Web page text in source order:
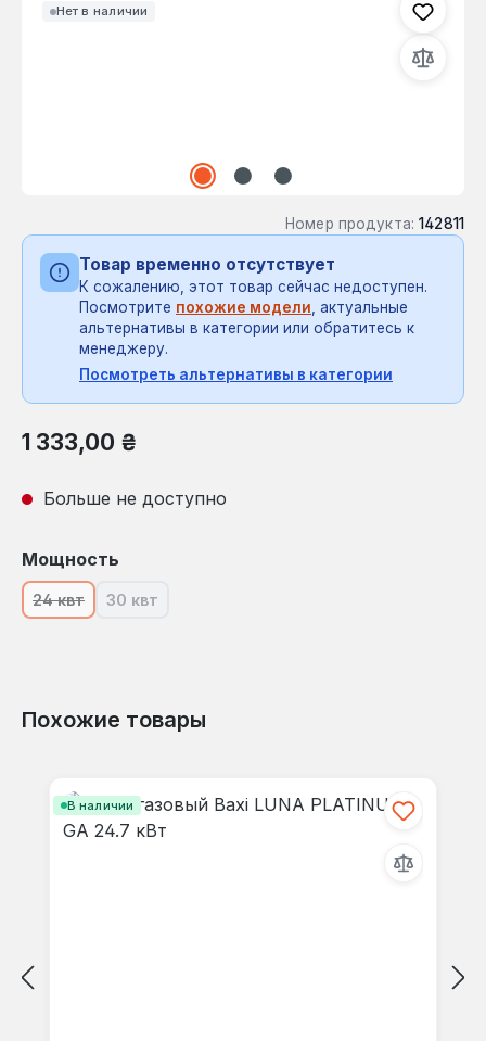
Нет в наличии
Номер продукта: 142811
Товар временно отсутствует
К сожалению, этот товар сейчас недоступен.
Посмотрите похожие модели, актуальные
альтернативы в категории или обратитесь к
менеджеру.
Посмотреть альтернативы в категории
Обычная цена:
1 333,00 ₴
Больше не доступно
Выберите
Мощность
24 квт(В настоящее время эта опция недоступна.)
30 квт(В настоящее время эта опция недоступна.)
Похожие товары
В наличии